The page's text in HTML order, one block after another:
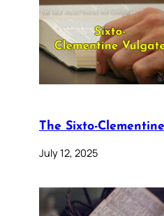
The Sixto-
July 12, 2025